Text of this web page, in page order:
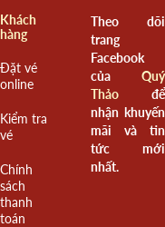
Khách
hàng
Đặt vé
online
Kiểm tra
vé
Chính
sách
thanh
toán
Theo dõi
trang
Facebook
của Quý
Thảođể
nhận khuyến
mãi và tin
tức mới
nhất.